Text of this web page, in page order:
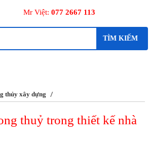
Mr Việt: 077 2667 113
TÌM KIẾM
thủy xây dựng
thuỷ trong thiết kế nhà